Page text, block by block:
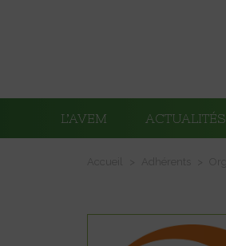
L’AVEM ACTUALITÉS